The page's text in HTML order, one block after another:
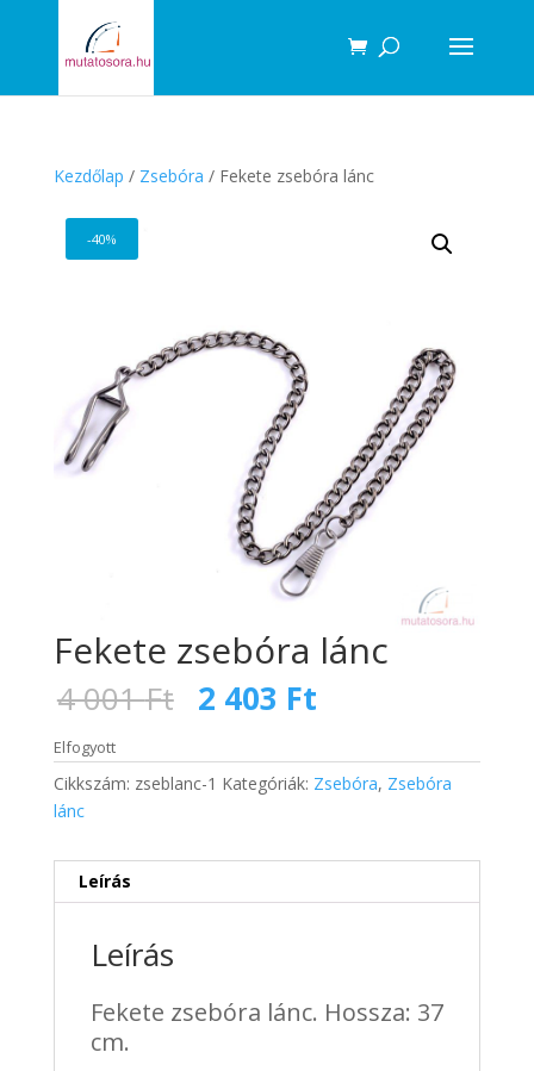
Kezdőlap / Zsebóra / Fekete zsebóra lánc
-40%
Fekete zsebóra lánc
4 001Ft Original
price
was:
4
001 Ft.
2 403 Ft
is:
2
403 Ft.
Elfogyott
Cikkszám: zseblanc-1 Kategóriák: Zsebóra, Zsebóra
lánc
Leírás
Leírás
Fekete zsebóra lánc. Hossza: 37
cm.